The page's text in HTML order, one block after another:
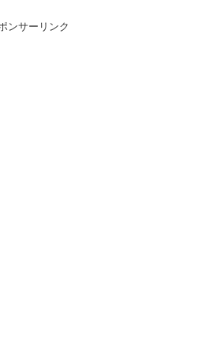
ンサーリンク